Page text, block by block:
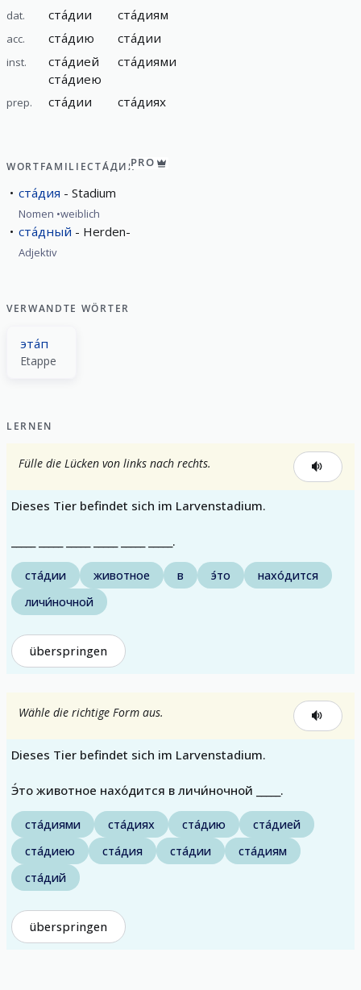
dat. ста́дии ста́диям
acc. ста́дию ста́дии
inst.
ста́дией
ста́диею
ста́диями
prep. ста́дии ста́диях
WORTFAMILIEСТА́ДИЯPRO
ста́дия Stadium
Nomen weiblich
ста́дный Herden-
Adjektiv
VERWANDTE WÖRTER
эта́п
Etappe
LERNEN
Fülle die Lücken von links nach rechts.
Dieses Tier befindet sich im Larvenstadium.
_____ _____ _____ _____ _____ _____.
ста́дии животное в э́то
нахо́дится
личи́ночной
überspringen
Wähle die richtige Form aus.
Dieses Tier befindet sich im Larvenstadium.
Э́то животное нахо́дится в личи́ночной _____.
ста́диями ста́диях ста́дию
ста́дией
ста́диею
ста́дия ста́дии
ста́диям
ста́дий
überspringen